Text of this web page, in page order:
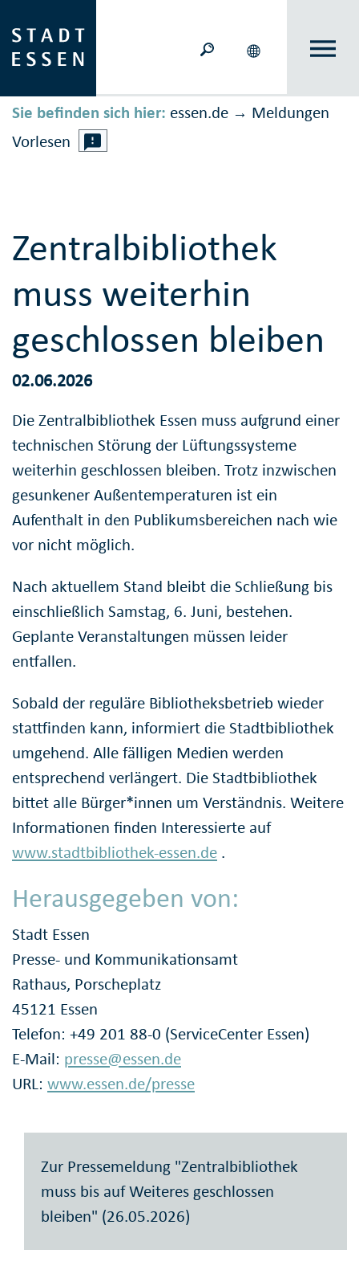
Sie befinden sich hier: essen.de → Meldungen
Vorlesen
Zentralbibliothek
muss weiterhin
geschlossen bleiben
02.06.2026
Die Zentralbibliothek Essen muss aufgrund einer
technischen Störung der Lüftungssysteme
weiterhin geschlossen bleiben. Trotz inzwischen
gesunkener Außentemperaturen ist ein
Aufenthalt in den Publikumsbereichen nach wie
vor nicht möglich.
Nach aktuellem Stand bleibt die Schließung bis
einschließlich Samstag, 6. Juni, bestehen.
Geplante Veranstaltungen müssen leider
entfallen.
Sobald der reguläre Bibliotheksbetrieb wieder
stattfinden kann, informiert die Stadtbibliothek
umgehend. Alle fälligen Medien werden
entsprechend verlängert. Die Stadtbibliothek
bittet alle Bürger*innen um Verständnis. Weitere
Informationen finden Interessierte auf
www.stadtbibliothek-essen.de .
Herausgegeben von:
Stadt Essen
Presse- und Kommunikationsamt
Rathaus, Porscheplatz
45121 Essen
Telefon: +49 201 88-0 (ServiceCenter Essen)
E-Mail: presse@essen.de
URL: www.essen.de/presse
Zur Pressemeldung "Zentralbibliothek
muss bis auf Weiteres geschlossen
bleiben" (26.05.2026)